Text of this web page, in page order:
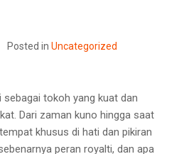
Posted in Uncategorized
tokoh yang kuat dan
Dari zaman kuno hingga saat
khusus di hati dan pikiran
peran royalti, dan apa